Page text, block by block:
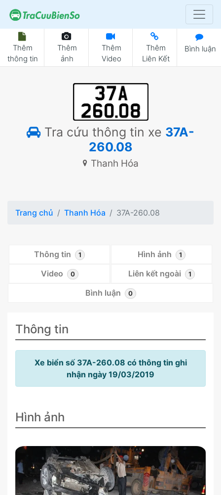
Thêm
thông tin
Thêm
ảnh
Thêm
Video
Thêm
Liên Kết
Bình luận
Tra cứu thông tin xe 37A-
260.08
Thanh Hóa
Trang chủ Thanh Hóa 37A-260.08
Thông tin 1 Hình ảnh 1
Video 0 Liên kết ngoài 1
Bình luận 0
Thông tin
Xe biển số 37A-260.08 có thông tin ghi
nhận ngày 19/03/2019
Hình ảnh